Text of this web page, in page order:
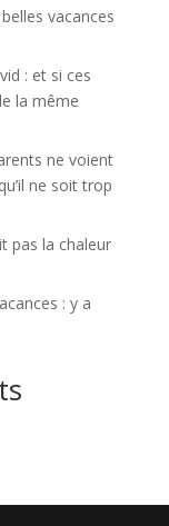
vacances
: et si ces
la même
ne voient
ne soit trop
pas la chaleur
: y a